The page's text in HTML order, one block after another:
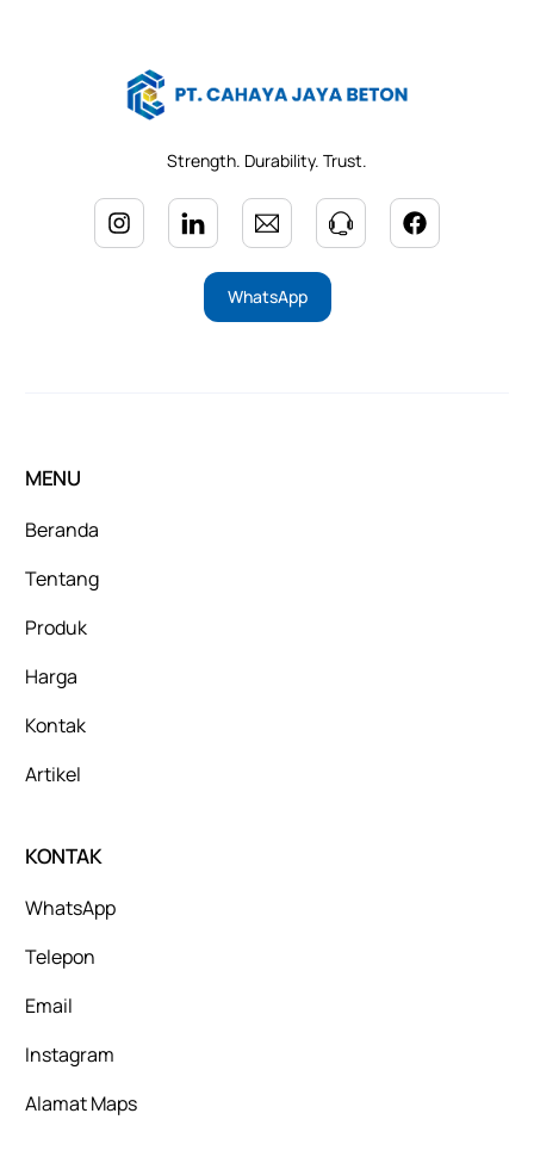
Strength. Durability. Trust.
WhatsApp
MENU
Beranda
Tentang
Produk
Harga
Kontak
Artikel
KONTAK
WhatsApp
Telepon
Email
Instagram
Alamat Maps